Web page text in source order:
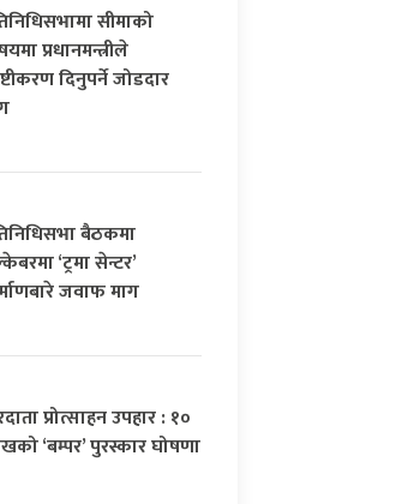
सीमाको
प्रधानमन्त्रीले
दिनुपर्ने जोडदार
बैठकमा
‘ट्रमा सेन्टर’
जवाफ माग
प्रोत्साहन उपहार : १०
‘बम्पर’ पुरस्कार घोषणा